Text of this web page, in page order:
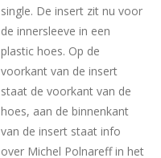
single. De insert zit nu voor
de innersleeve in een
plastic hoes. Op de
voorkant van de insert
staat de voorkant van de
hoes, aan de binnenkant
van de insert staat info
over Michel Polnareff in het